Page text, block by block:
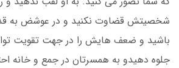
شخصیتش قضاوت نکنید و در عوشض به
باشید و ضعف هایش را در جهت تقویت
جلوه دهیدو به همسرتان در جمع و خانه